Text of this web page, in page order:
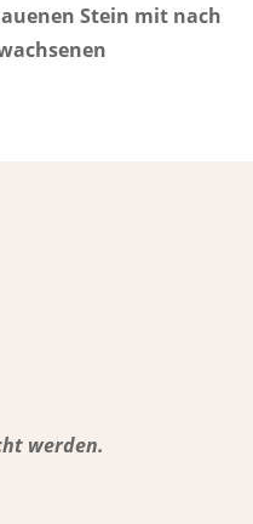
Stein mit nach
werden.